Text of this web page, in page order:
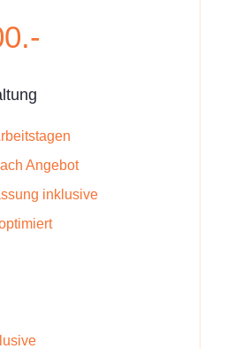
Angebot
inklusive